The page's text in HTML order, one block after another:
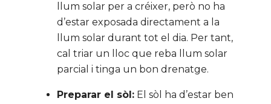
llum solar per a créixer, però no ha
d’estar exposada directament a la
llum solar durant tot el dia. Per tant,
cal triar un lloc que reba llum solar
parcial i tinga un bon drenatge.
Preparar el sòl: El sòl ha d’estar ben